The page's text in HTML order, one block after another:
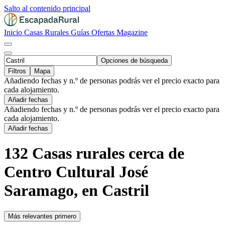
Salto al contenido principal
Inicio Casas Rurales Guías Ofertas Magazine
Opciones de búsqueda
Filtros
Mapa
Añadiendo fechas y n.º de personas podrás ver el precio exacto para
cada alojamiento.
Añadir fechas
Añadiendo fechas y n.º de personas podrás ver el precio exacto para
cada alojamiento.
Añadir fechas
132 Casas rurales cerca de
Centro Cultural José
Saramago, en Castril
Más relevantes primero